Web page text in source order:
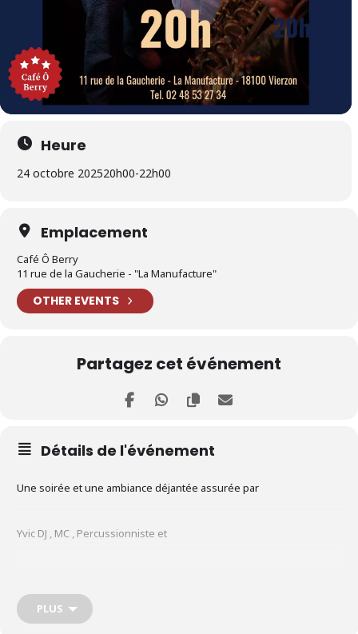
Heure
24 octobre 202520h00-22h00
Emplacement
Café Ô Berry
11 rue de la Gaucherie - "La Manufacture"
OTHER EVENTS
Partagez cet événement
Détails de l'événement
Une soirée et une ambiance déjantée assurée par
Yvic DJ , MC , Percussionniste et
PLUS